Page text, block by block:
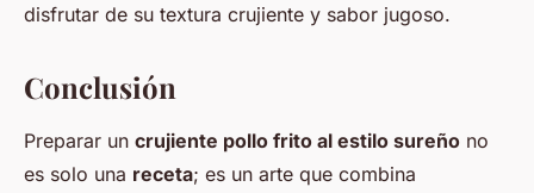
disfrutar de su textura crujiente y sabor jugoso.
Conclusión
Preparar un crujiente pollo frito al estilo sureño no
es solo una receta; es un arte que combina